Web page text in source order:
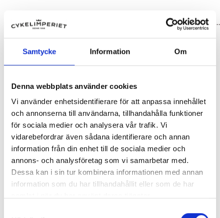
Samtycke Information Om
Denna webbplats använder cookies
Vi använder enhetsidentifierare för att anpassa innehållet
och annonserna till användarna, tillhandahålla funktioner
för sociala medier och analysera vår trafik. Vi
vidarebefordrar även sådana identifierare och annan
information från din enhet till de sociala medier och
annons- och analysföretag som vi samarbetar med.
Dessa kan i sin tur kombinera informationen med annan
information som du har tillhandahållit eller som de har
Express hantering för cyklar Crescent Modig
5 995,00 kr